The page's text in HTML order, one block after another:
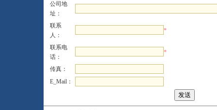
公司地
址：
联系
人：
*
联系电
话：
*
传真：
E_Mail：